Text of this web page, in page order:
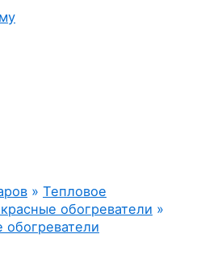
» Тепловое
обогреватели »
обогреватели